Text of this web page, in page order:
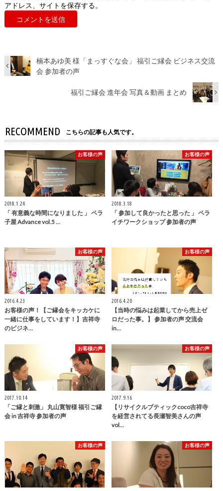
アドレス、サイトを保存する。
楠本あゆ美 様「まっすぐな会」 福引ご縁会 ビジネス交流
会 参加者の声
福引ご縁会 進年会 写真＆動画 まとめ
RECOMMEND こちらの記事も人気です。
お客様の声
2018.1.24
「 有意義な時間になりました 」 ペラ
子屋 Advance vol.5 …
お客様の声
2018.3.18
「 参加して良かったと思った 」 ペラ
イチワークショップ 参加者の声
お客様の声
2016.4.23
お客様の声！【ご縁会をキッカケに
一緒に仕事をしています！】吉祥寺
のビジネ…
お客様の声
2016.4.20
【当時の悩みは起業してから売上ゼ
ロだった事。】 参加者の声 交流会
in…
お客様の声
2017.10.14
「ご縁と刺激」 丸山寛智様 福引ご縁
会 in 吉祥寺 参加者の声
お客様の声
2017.9.16
【リサイクルブティックcoco吉祥寺
を経営されてる長瀬智美さんの声
vol…
お客様の声 お客様の声